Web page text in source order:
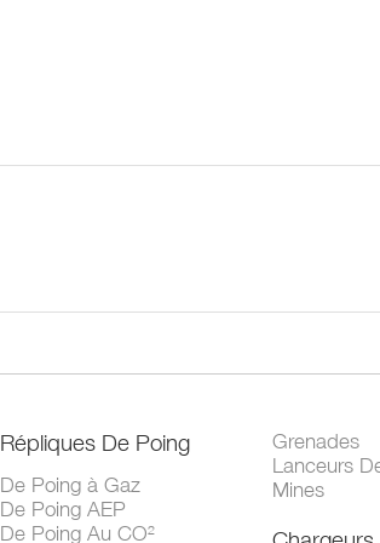
Répliques De Poing
De Poing à Gaz
De Poing AEP
De Poing Au CO²
Grenades
Lanceurs
Mines